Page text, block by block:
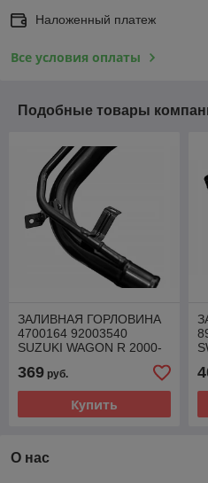
Наложенный платеж
Все условия оплаты
Подобные товары
ЗАЛИВНАЯ ГОРЛОВИНА
4700164 92003540
SUZUKI WAGON R 2000-
369 руб.
Купить
О нас